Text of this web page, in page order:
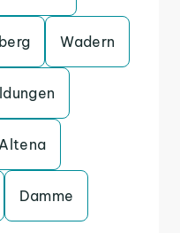
Wadern
Damme